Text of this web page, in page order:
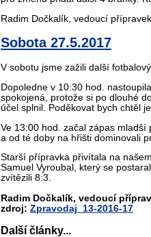
Radim Dočkalík, vedoucí přípravek
Sobota 27.5.2017
V sobotu jsme zažili další
Dopoledne v 10:30 hod.
spokojená, protože si po dlouhé
účel splnil. Poděkovat bych chtěl
Ve 13:00 hod. začal zápas
a od té doby na hřišti dominovali
Starší přípravka přivítala na
Samuel Vyroubal, který se
zvítězili 8:3.
Radim Dočkalík, vedoucí
zdroj: Zpravodaj_13-2016-17
Další články...